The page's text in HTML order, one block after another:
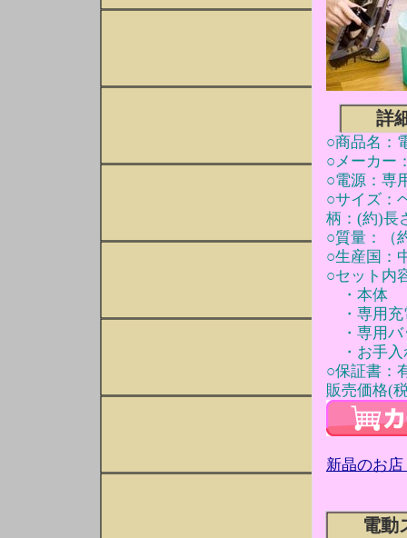
詳
○商品名：
○メーカー
○電源：専
○サイズ
柄：(約)長
○質量：（
○生産国：
○セット内
・
・専
・専用
・お手
○保証書
販売価格(
新晶のお
電動